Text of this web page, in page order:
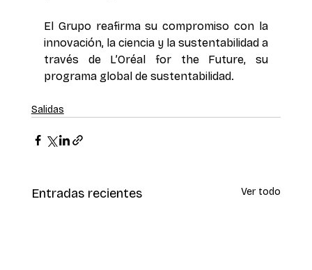
El Grupo reafirma su compromiso con la
innovación, la ciencia y la sustentabilidad a
través de L’Oréal for the Future, su
programa global de sustentabilidad.
Salidas
Entradas recientes Ver todo